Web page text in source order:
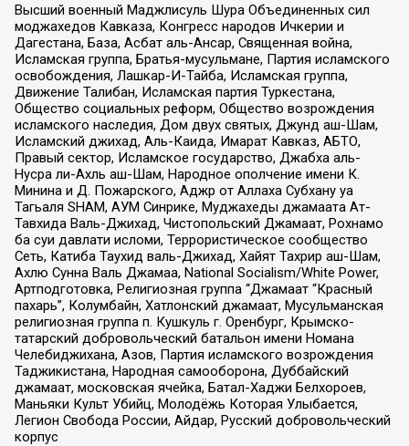
Высший военный Маджлисуль Шура Объединенных сил
моджахедов Кавказа, Конгресс народов Ичкерии и
Дагестана, База, Асбат аль-Ансар, Священная война,
Исламская группа, Братья-мусульмане, Партия исламского
освобождения, Лашкар-И-Тайба, Исламская группа,
Движение Талибан, Исламская партия Туркестана,
Общество социальных реформ, Общество возрождения
исламского наследия, Дом двух святых, Джунд аш-Шам,
Исламский джихад, Аль-Каида, Имарат Кавказ, АБТО,
Правый сектор, Исламское государство, Джабха аль-
Нусра ли-Ахль аш-Шам, Народное ополчение имени К.
Минина и Д. Пожарского, Аджр от Аллаха Субхану уа
Тагьаля SHAM, АУМ Синрике, Муджахеды джамаата Ат-
Тавхида Валь-Джихад, Чистопольский Джамаат, Рохнамо
ба суи давлати исломи, Террористическое сообщество
Сеть, Катиба Таухид валь-Джихад, Хайят Тахрир аш-Шам,
Ахлю Сунна Валь Джамаа, National Socialism/White Power,
Артподготовка, Религиозная группа “Джамаат “Красный
пахарь”, Колумбайн, Хатлонский джамаат, Мусульманская
религиозная группа п. Кушкуль г. Оренбург, Крымско-
татарский добровольческий батальон имени Номана
Челебиджихана, Азов, Партия исламского возрождения
Таджикистана, Народная самооборона, Дуббайский
джамаат, московская ячейка, Батал-Хаджи Белхороев,
Маньяки Культ Убийц, Молодёжь Которая Улыбается,
Легион Свобода России, Айдар, Русский добровольческий
корпус